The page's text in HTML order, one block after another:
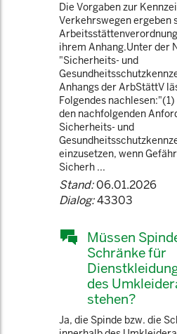
Die Vorgaben zur
Verkehrswegen ergeben
ihrem Anhang.Unter der
"Sicherheits- und
Anhangs der ArbStättV
Folgendes
den nachfolgenden
Sicherheits- und
einzusetzen, wenn
Sicherh ...
Stand:06.01.2026
Dialog:43303
Müssen
Schränke für
des
stehen?
Ja, die Spinde bzw. die